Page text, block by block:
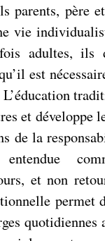
parents, père
vie
adultes, ils
est
et développe
de la
et non
permet